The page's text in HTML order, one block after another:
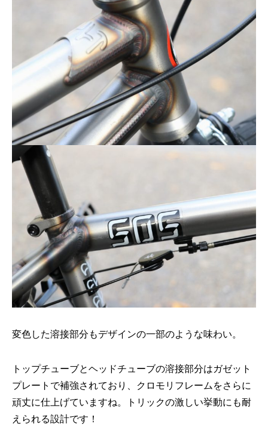
変色した溶接部分もデザインの一部のような味わい。
トップチューブとヘッドチューブの溶接部分はガゼット
プレートで補強されており、クロモリフレームをさらに
頑丈に仕上げていますね。トリックの激しい挙動にも耐
えられる設計です！